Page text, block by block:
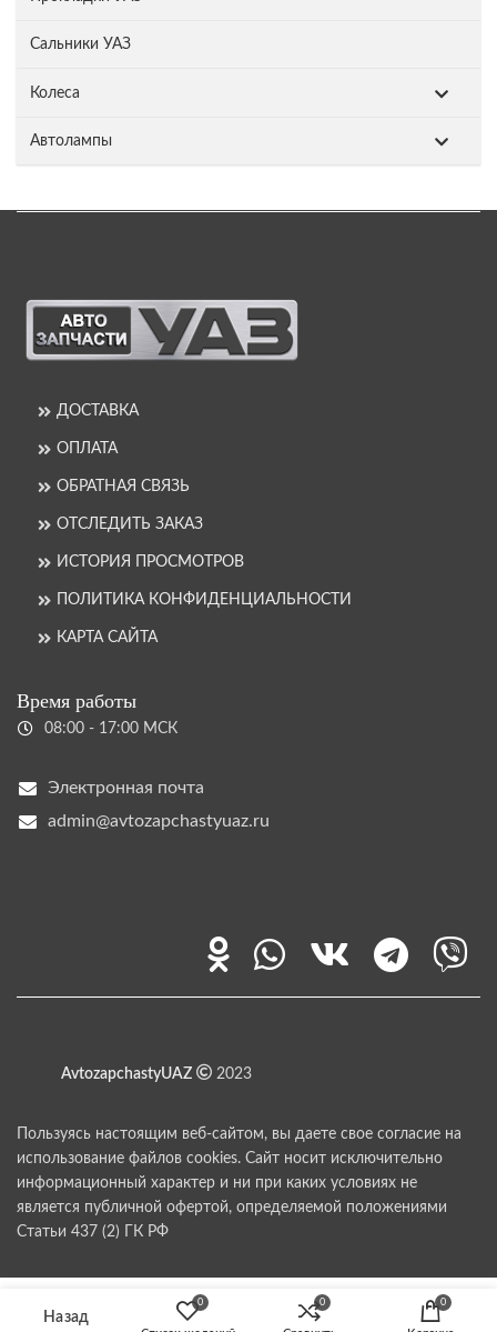
Сальники УАЗ
Колеса
Автолампы
ДОСТАВКА
ОПЛАТА
ОБРАТНАЯ СВЯЗЬ
ОТСЛЕДИТЬ ЗАКАЗ
ИСТОРИЯ ПРОСМОТРОВ
ПОЛИТИКА КОНФИДЕНЦИАЛЬНОСТИ
КАРТА САЙТА
Время работы
08:00 - 17:00 МСК
Электронная почта
admin@avtozapchastyuaz.ru
AvtozapchastyUAZ 2023
Пользуясь настоящим веб-сайтом, вы даете свое согласие на
использование файлов cookies. Сайт носит исключительно
информационный характер и ни при каких условиях не
является публичной офертой, определяемой положениями
Статьи 437 (2) ГК РФ
0 0 0